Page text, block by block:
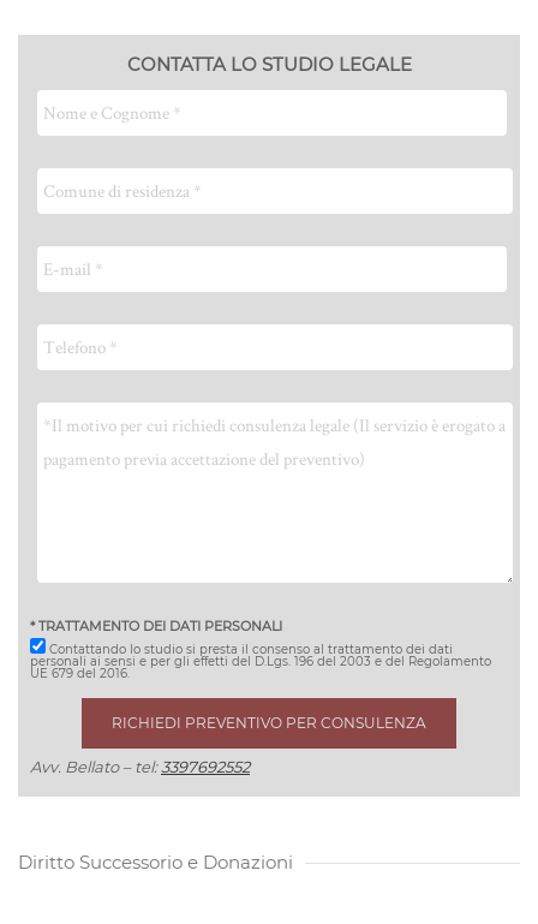
CONTATTA LO STUDIO LEGALE
* TRATTAMENTO DEI DATI PERSONALI
Contattando lo studio si presta il consenso al trattamento dei dati
personali ai sensi e per gli effetti del D.Lgs. 196 del 2003 e del Regolamento
UE 679 del 2016.
Avv. Bellato – tel:3397692552
Diritto Successorio e Donazioni